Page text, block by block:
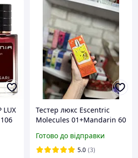
LUX
Тестер люкс Escentric
Molecules 01+Mandarin 60
Готово до відправки
5.0 (3)